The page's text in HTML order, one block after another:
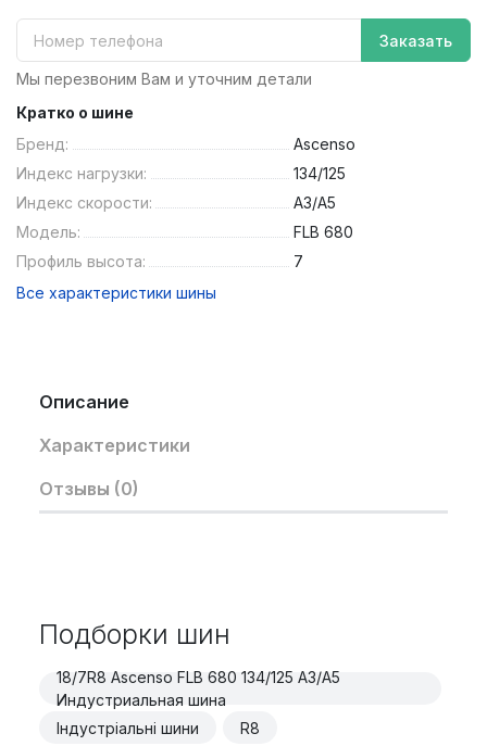
Заказать
Мы перезвоним Вам и уточним детали
Кратко о шине
Бренд:
Ascenso
Индекс нагрузки:
134/125
Индекс скорости:
A3/A5
Модель:
FLB 680
Профиль высота:
7
Все характеристики шины
Описание
Характеристики
Отзывы (0)
Подборки шин
18/7R8 Ascenso FLB 680 134/125 A3/A5
Индустриальная шина
Індустріальні шини
R8